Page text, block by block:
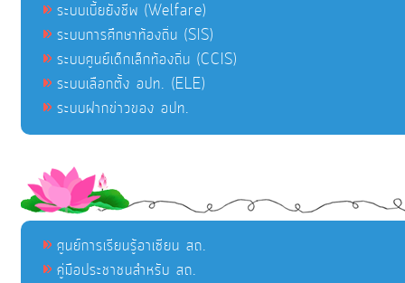
ระบบเบี้ยยังชีพ (Welfare)
ระบบการศึกษาท้องถิ่น (SIS)
ระบบศูนย์เด็กเล็กท้องถิ่น (CCIS)
ระบบเลือกตั้ง อปท. (ELE)
ระบบฝากข่าวของ อปท.
ศูนย์การเรียนรู้อาเซียน สถ.
คู่มือประชาชนสำหรับ สถ.